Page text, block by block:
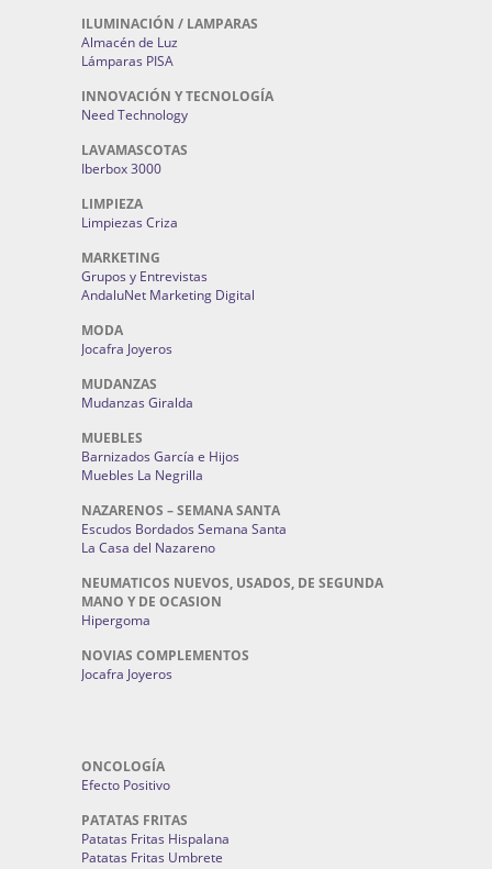
ILUMINACIÓN / LAMPARAS
Almacén de Luz
Lámparas PISA
INNOVACIÓN Y TECNOLOGÍA
Need Technology
LAVAMASCOTAS
Iberbox 3000
LIMPIEZA
Limpiezas Criza
MARKETING
Grupos y Entrevistas
AndaluNet Marketing Digital
MODA
Jocafra Joyeros
MUDANZAS
Mudanzas Giralda
MUEBLES
Barnizados García e Hijos
Muebles La Negrilla
NAZARENOS – SEMANA SANTA
Escudos Bordados Semana Santa
La Casa del Nazareno
NEUMATICOS NUEVOS, USADOS, DE SEGUNDA
MANO Y DE OCASION
Hipergoma
NOVIAS COMPLEMENTOS
Jocafra Joyeros
ONCOLOGÍA
Efecto Positivo
PATATAS FRITAS
Patatas Fritas Hispalana
Patatas Fritas Umbrete